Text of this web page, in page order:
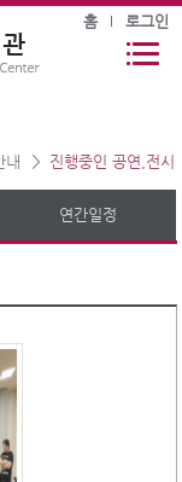
홈 로그인
내 진행중인 공연,전시
연간일정